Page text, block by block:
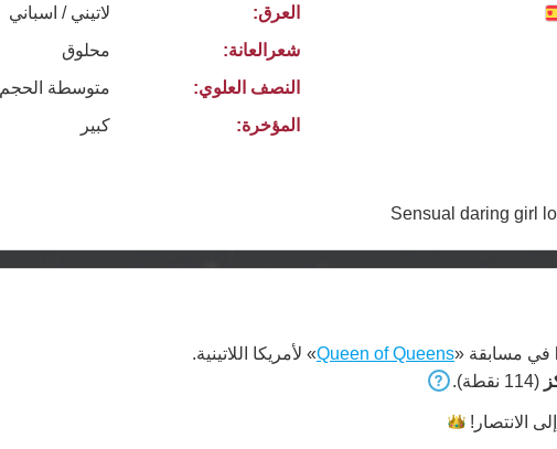
العرق:
لاتيني / اسباني
شعرالعانة:
محلوق
النصف العلوي:
متوسطة الحجم
المؤخرة:
كبير
Sensual daring girl
في مسابقة «Queen of Queens» لأمريكا اللاتينية.
(114 نقطة).
الانتصار!